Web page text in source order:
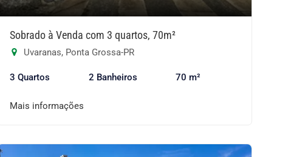
Sobrado à Venda com 3 quartos, 70m²
Uvaranas, Ponta Grossa-PR
3 Quartos 2 Banheiros 70 m²
Mais informações